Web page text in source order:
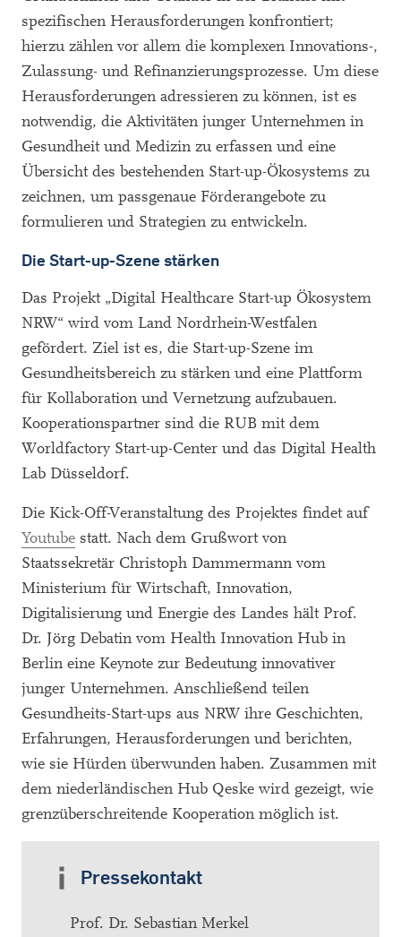
spezifischen Herausforderungen konfrontiert;
hierzu zählen vor allem die komplexen Innovations-,
Zulassung- und Refinanzierungsprozesse. Um diese
Herausforderungen adressieren zu können, ist es
notwendig, die Aktivitäten junger Unternehmen in
Gesundheit und Medizin zu erfassen und eine
Übersicht des bestehenden Start-up-Ökosystems zu
zeichnen, um passgenaue Förderangebote zu
formulieren und Strategien zu entwickeln.
Die Start-up-Szene stärken
Das Projekt „Digital Healthcare Start-up Ökosystem
NRW“ wird vom Land Nordrhein-Westfalen
gefördert. Ziel ist es, die Start-up-Szene im
Gesundheitsbereich zu stärken und eine Plattform
für Kollaboration und Vernetzung aufzubauen.
Kooperationspartner sind die RUB mit dem
Worldfactory Start-up-Center und das Digital Health
Lab Düsseldorf.
Die Kick-Off-Veranstaltung des Projektes findet auf
Youtube statt. Nach dem Grußwort von
Staatssekretär Christoph Dammermann vom
Ministerium für Wirtschaft, Innovation,
Digitalisierung und Energie des Landes hält Prof.
Dr. Jörg Debatin vom Health Innovation Hub in
Berlin eine Keynote zur Bedeutung innovativer
junger Unternehmen. Anschließend teilen
Gesundheits-Start-ups aus NRW ihre Geschichten,
Erfahrungen, Herausforderungen und berichten,
wie sie Hürden überwunden haben. Zusammen mit
dem niederländischen Hub Qeske wird gezeigt, wie
grenzüberschreitende Kooperation möglich ist.
Pressekontakt
Prof. Dr. Sebastian Merkel